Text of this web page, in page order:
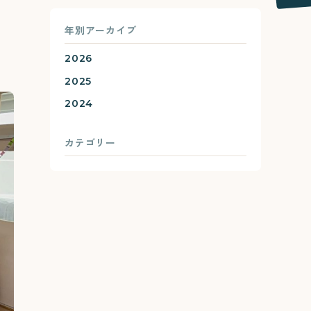
年別アーカイブ
2026
2025
2024
カテゴリー